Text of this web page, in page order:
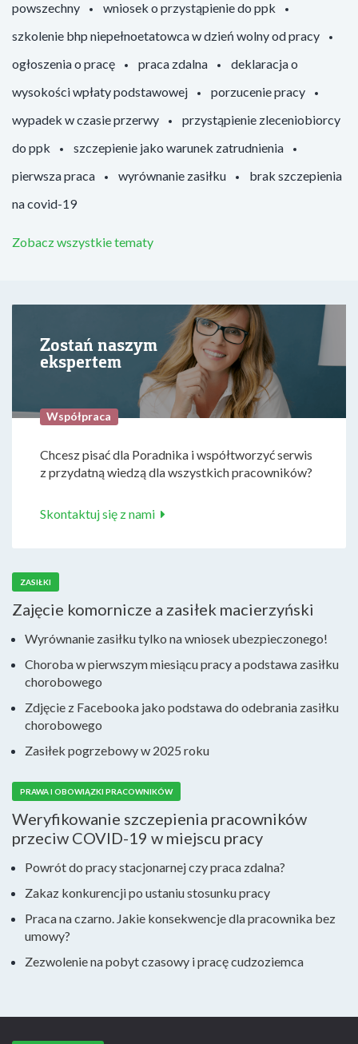
powszechny
wniosek o przystąpienie do ppk
szkolenie bhp niepełnoetatowca w dzień wolny od pracy
ogłoszenia o pracę
praca zdalna
deklaracja o
wysokości wpłaty podstawowej
porzucenie pracy
wypadek w czasie przerwy
przystąpienie zleceniobiorcy
do ppk
szczepienie jako warunek zatrudnienia
pierwsza praca
wyrównanie zasiłku
brak szczepienia
na covid-19
Zobacz wszystkie tematy
Zostań naszym
ekspertem
Współpraca
Chcesz pisać dla Poradnika i współtworzyć serwis
z przydatną wiedzą dla wszystkich pracowników?
Skontaktuj się z nami
ZASIŁKI
Zajęcie komornicze a zasiłek macierzyński
Wyrównanie zasiłku tylko na wniosek ubezpieczonego!
Choroba w pierwszym miesiącu pracy a podstawa zasiłku
chorobowego
Zdjęcie z Facebooka jako podstawa do odebrania zasiłku
chorobowego
Zasiłek pogrzebowy w 2025 roku
PRAWA I OBOWIĄZKI PRACOWNIKÓW
Weryfikowanie szczepienia pracowników
przeciw COVID-19 w miejscu pracy
Powrót do pracy stacjonarnej czy praca zdalna?
Zakaz konkurencji po ustaniu stosunku pracy
Praca na czarno. Jakie konsekwencje dla pracownika bez
umowy?
Zezwolenie na pobyt czasowy i pracę cudzoziemca